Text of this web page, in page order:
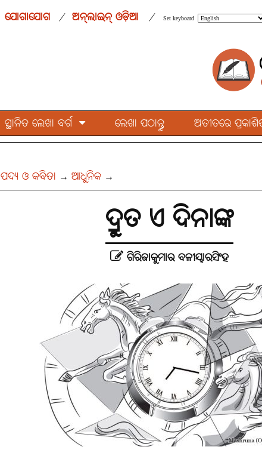
ଯୋଗାଯୋଗ / ଅନ୍‌ଲାଇନ୍ ଓଡ଼ିଆ / Set keyboard
ସ୍ଥାନିତ ଲେଖା ବର୍ଗ ଲେଖା ପଠାନ୍ତୁ ଅତୀତରେ
ପଦ୍ୟ ଓ କବିତା → ଆଧୁନିକ →
ଦ୍ରୁତ ଏ ଦିନାଙ୍କ
ଗିରିଜାକୁମାର ବଳୀୟାରସିଂହ